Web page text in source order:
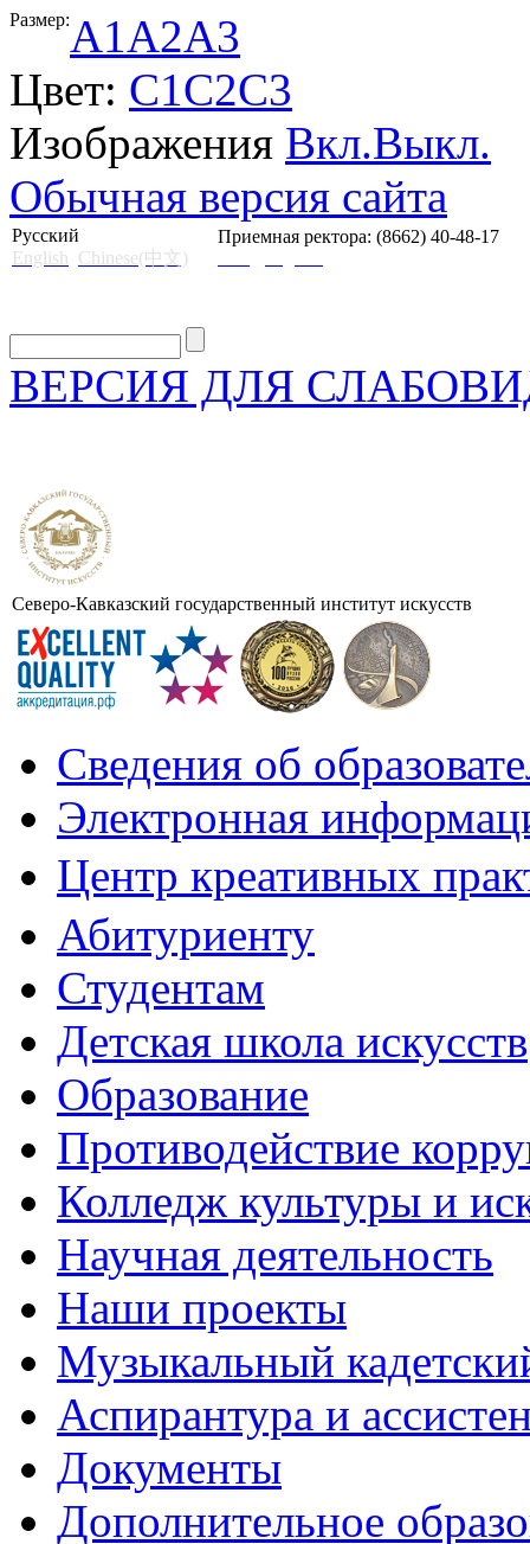
Размер:A1A2A3
Цвет: C1C2C3
Изображения Вкл.Выкл.
Обычная версия сайта
Русский
English Chinese(中文)
Приемная ректора: (8662) 40-48-17
ВЕРСИЯ ДЛЯ
Северо-Кавказский государственный институт искусств
Сведения об
Электронная
Центр креативных
Абитуриенту
Студентам
Детская школа искусств
Образование
Противодействие
Колледж культуры и
Научная деятельность
Наши проекты
Музыкальный
Аспирантура и
Документы
Дополнительное